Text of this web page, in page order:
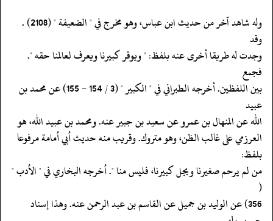
‏‏‏‏وله شاهد آخر من حديث ابن عباس، وهو مخرج في " الضعيفة " (2108) .
وقد
‏‏‏‏وجدت له طريقا أخرى عنه بلفظ: " ويوقر كبيرنا ويعرف لعالمنا حقه ".
فجمع
‏‏‏‏بين اللفظين. أخرجه الطبراني في " الكبير " (3 / 154 - 155) عن محمد بن
عبيد
‏‏‏‏الله عن المنهال بن عمرو عن سعيد بن جبير عنه. ومحمد بن عبيد الله، هو
‏‏‏‏العرزمي على غالب الظن، وهو متروك. وقريب منه حديث أبي أمامة مرفوعا
بلفظ:
‏‏‏‏من لم يرحم صغيرنا ويجل كبيرنا، فليس منا ". أخرجه البخاري في " الأدب "
(
‏‏‏‏356) عن الوليد بن جميل عن القاسم بن عبد الرحمن عنه. وهذا إسناد